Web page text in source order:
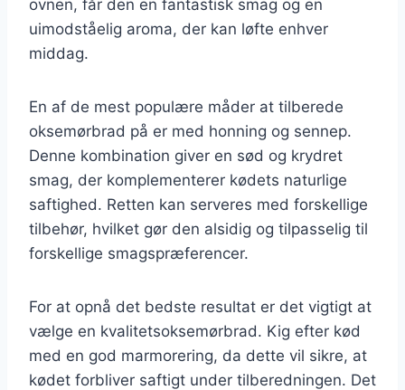
ovnen, får den en fantastisk smag og en
uimodståelig aroma, der kan løfte enhver
middag.
En af de mest populære måder at tilberede
oksemørbrad på er med honning og sennep.
Denne kombination giver en sød og krydret
smag, der komplementerer kødets naturlige
saftighed. Retten kan serveres med forskellige
tilbehør, hvilket gør den alsidig og tilpasselig til
forskellige smagspræferencer.
For at opnå det bedste resultat er det vigtigt at
vælge en kvalitetsoksemørbrad. Kig efter kød
med en god marmorering, da dette vil sikre, at
kødet forbliver saftigt under tilberedningen. Det